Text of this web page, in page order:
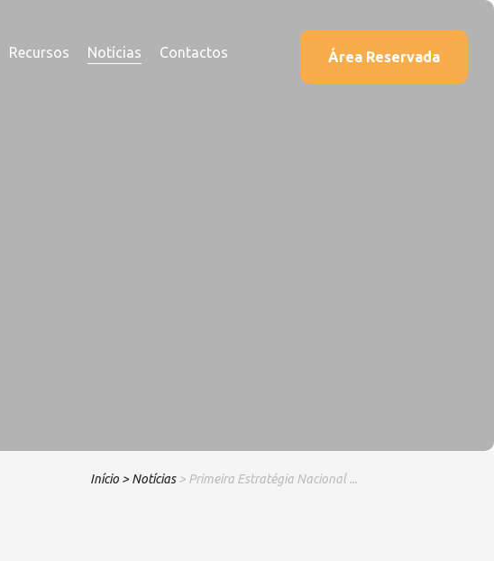
Recursos Notícias Contactos Área Reservada
Início > Notícias > Primeira Estratégia Nacional ...